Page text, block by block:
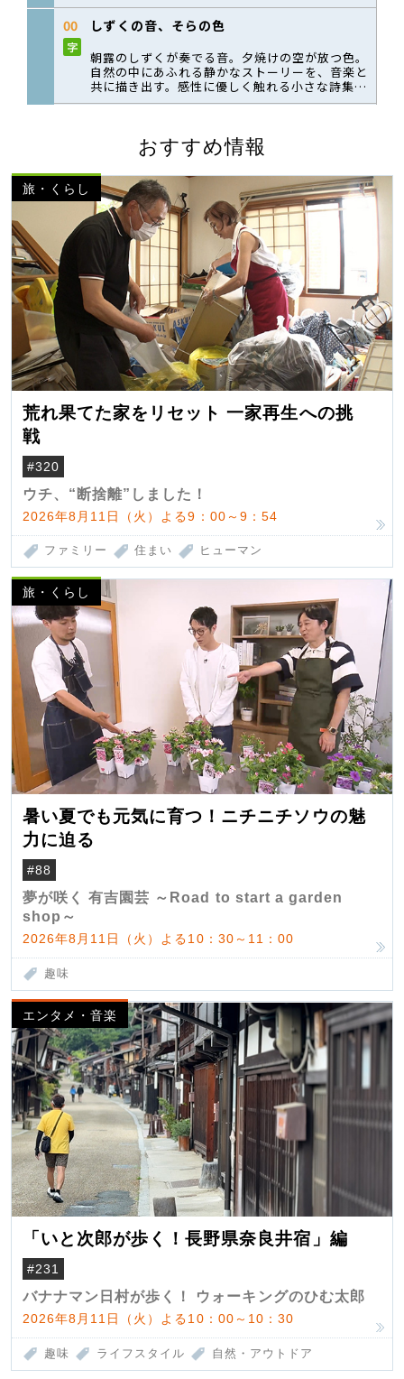
おすすめ情報
旅・くらし
荒れ果てた家をリセット 一家再生への挑
戦
#320
ウチ、“断捨離”しました！
2026年8月11日（火）よる9：00～9：54
ファミリー 住まい ヒューマン
旅・くらし
暑い夏でも元気に育つ！ニチニチソウの魅
力に迫る
#88
夢が咲く 有吉園芸 ～Road to start a garden
shop～
2026年8月11日（火）よる10：30～11：00
趣味
エンタメ・音楽
「いと次郎が歩く！長野県奈良井宿」編
#231
バナナマン日村が歩く！ ウォーキングのひむ太郎
2026年8月11日（火）よる10：00～10：30
趣味 ライフスタイル 自然・アウトドア